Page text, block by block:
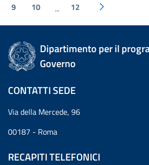
9 10 ... 12
Dipartimento per il
Governo
CONTATTI SEDE
Via della Mercede, 96
00187 - Roma
RECAPITI TELEFONICI